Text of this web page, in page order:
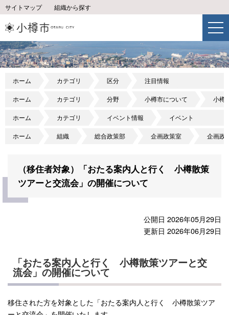
サイトマップ 組織から探す
ホーム カテゴリ 区分 注目情報
ホーム カテゴリ 分野 小樽市について 小樽
ホーム カテゴリ イベント情報 イベント
ホーム 組織 総合政策部 企画政策室 企画政
（移住者対象）「おたる案内人と行く 小樽散策
ツアーと交流会」の開催について
公開日 2026年05月29日
更新日 2026年06月29日
「おたる案内人と行く 小樽散策ツアーと交
流会」の開催について
移住された方を対象とした「おたる案内人と行く 小樽散策ツア